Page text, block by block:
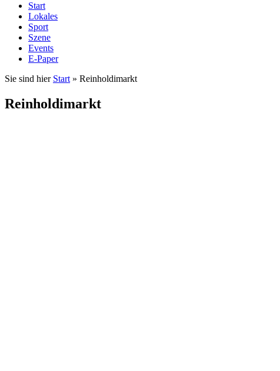
Start
Lokales
Sport
Szene
Events
E-Paper
Sie sind hier Start » Reinholdimarkt
Reinholdimarkt